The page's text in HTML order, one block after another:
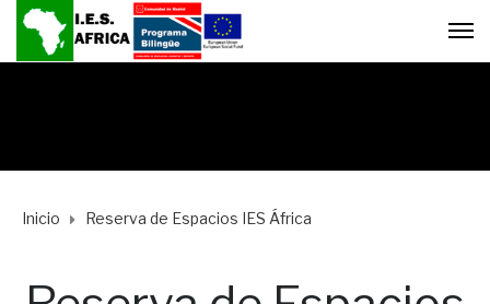
Inicio Reserva de Espacios IES África